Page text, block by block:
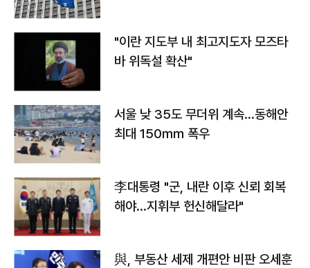
"이란 지도부 내 최고지도자 모즈타
바 위독설 확산"
서울 낮 35도 무더위 계속…동해안
최대 150㎜ 폭우
李대통령 "군, 내란 이후 신뢰 회복
해야…지휘부 헌신해달라"
與, 부동산 세제 개편안 비판 오세훈